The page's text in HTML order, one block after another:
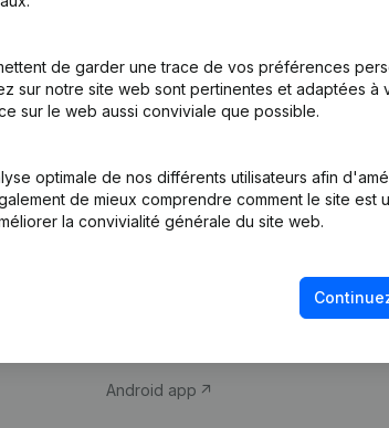
de garder une trace de vos préférences
sur notre site web sont pertinentes et adaptées à
sur le web aussi conviviale que possible.
optimale de nos différents utilisateurs afin
de mieux comprendre comment le site est
la convivialité générale du site web.
Produit
d’entreprise
Monitoring
Android app